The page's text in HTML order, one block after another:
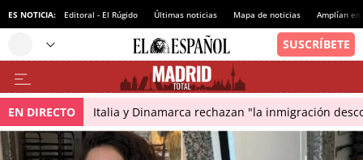
ES NOTICIA: Editoral - El Rúgido Últimas noticias Mapa de noticias Amplían
EN DIRECTO Italia y Dinamarca rechazan "la inmigración